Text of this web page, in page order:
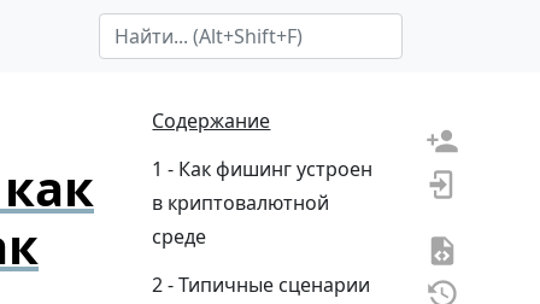
Search Term
Содержание
Как фишинг устроен
в криптовалютной
среде
Типичные сценарии